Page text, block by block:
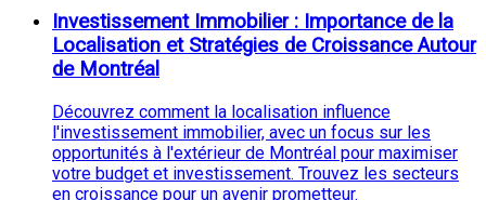
Investissement Immobilier : Importance de la
Localisation et Stratégies de Croissance Autour
de Montréal
Découvrez comment la localisation influence
l'investissement immobilier, avec un focus sur les
opportunités à l'extérieur de Montréal pour maximiser
votre budget et investissement. Trouvez les secteurs
en croissance pour un avenir prometteur.